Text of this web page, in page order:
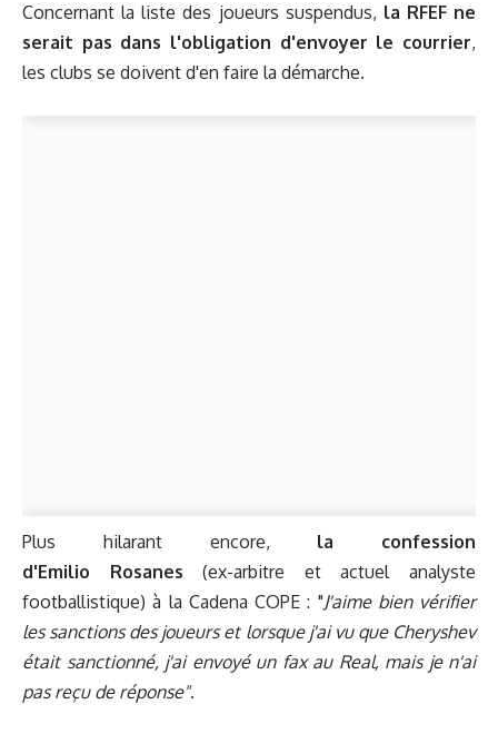
Concernant la liste des joueurs suspendus, la RFEF ne
serait pas dans l'obligation d'envoyer le courrier,
les clubs se doivent d'en faire la démarche.
Plus hilarant encore, la confession
d'Emilio Rosanes (ex-arbitre et actuel analyste
footballistique) à la Cadena COPE : "J'aime bien vérifier
les sanctions des joueurs et lorsque j'ai vu que Cheryshev
était sanctionné, j'ai envoyé un fax au Real, mais je n'ai
pas reçu de réponse".